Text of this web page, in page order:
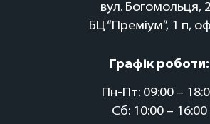
вул. Богомольця,
БЦ “Преміум”, 1 п,
Графік роботи:
Пн-Пт: 09:00 –
Сб: 10:00 – 16:00